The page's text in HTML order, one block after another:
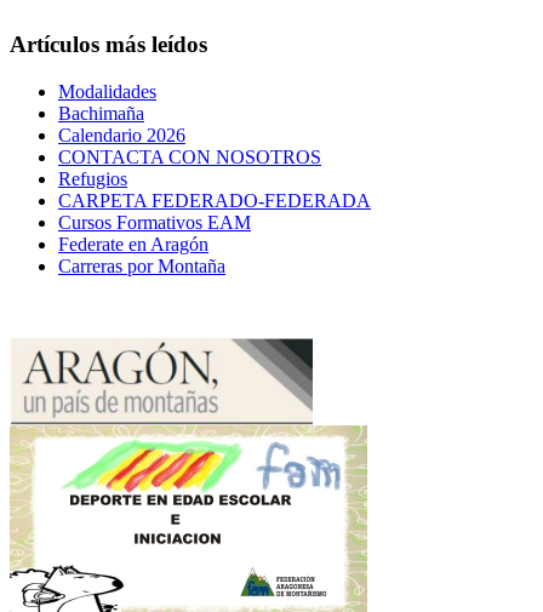
Artículos más leídos
Modalidades
Bachimaña
Calendario 2026
CONTACTA CON NOSOTROS
Refugios
CARPETA FEDERADO-FEDERADA
Cursos Formativos EAM
Federate en Aragón
Carreras por Montaña